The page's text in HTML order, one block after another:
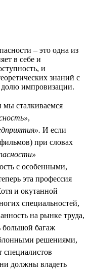
– это одна из
в себе и
и
знаний с
импровизации.
мы сталкиваемся
,
И если
при словах
с особенными,
эта профессия
и окутанной
специальностей,
на рынке труда,
большой багаж
решениями,
должны владеть